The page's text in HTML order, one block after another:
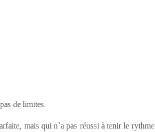
de limites.
mais qui n’a pas réussi à tenir le rythme